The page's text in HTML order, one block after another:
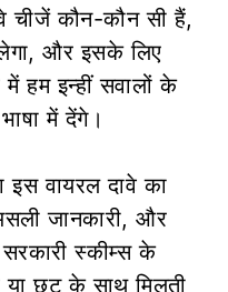
चीजें कौन-कौन सी हैं,
और इसके लिए
हम इन्हीं सवालों के
में देंगे।
वायरल दावे का
जानकारी, और
स्कीम्स के
छूट के साथ मिलती